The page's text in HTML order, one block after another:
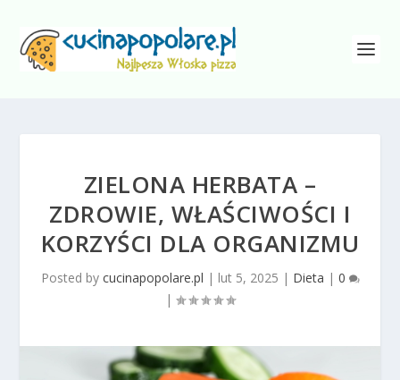
ZIELONA HERBATA –
ZDROWIE, WŁAŚCIWOŚCI I
KORZYŚCI DLA ORGANIZMU
Posted by cucinapopolare.pl | lut 5, 2025 | Dieta | 0
|